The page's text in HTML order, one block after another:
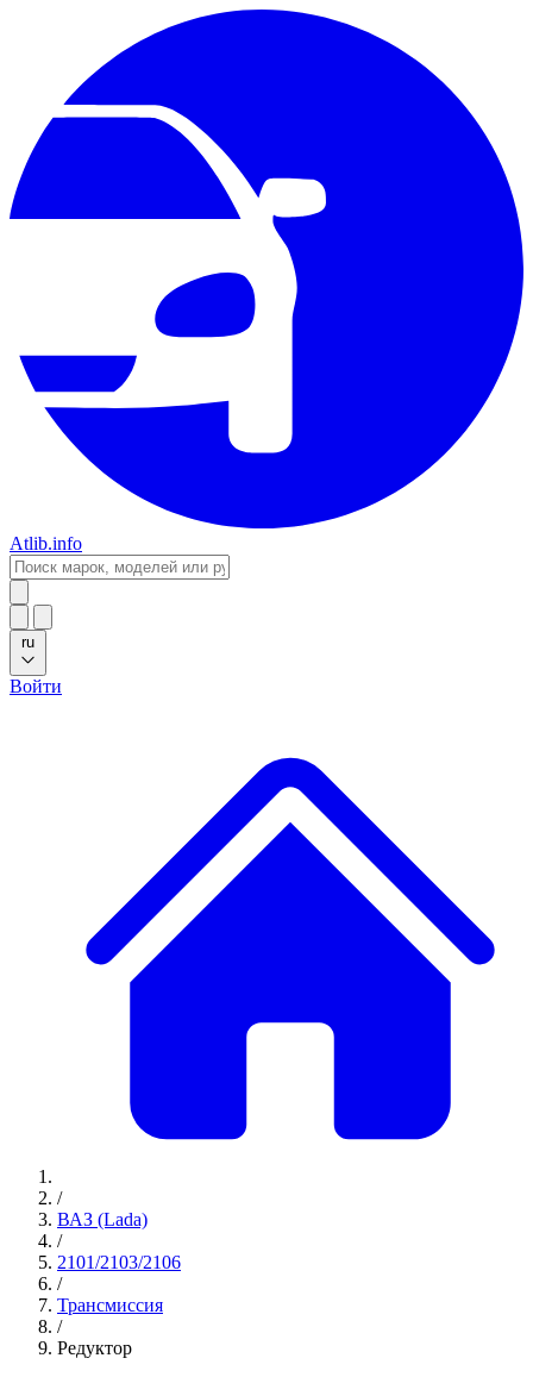
Atlib.info
ru
Войти
/
ВАЗ (Lada)
/
2101/2103/2106
/
Трансмиссия
/
Редуктор